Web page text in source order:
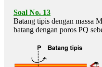
Soal No. 13
Batang tipis dengan massa
batang dengan poros PQ